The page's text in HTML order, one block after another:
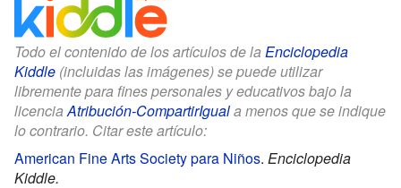
Todo el contenido de los artículos de la Enciclopedia
Kiddle (incluidas las imágenes) se puede utilizar
libremente para fines personales y educativos bajo la
licenciaAtribución-CompartirIguala menos que se indique
lo contrario. Citar este artículo:
American Fine Arts Society para Niños. Enciclopedia
Kiddle.